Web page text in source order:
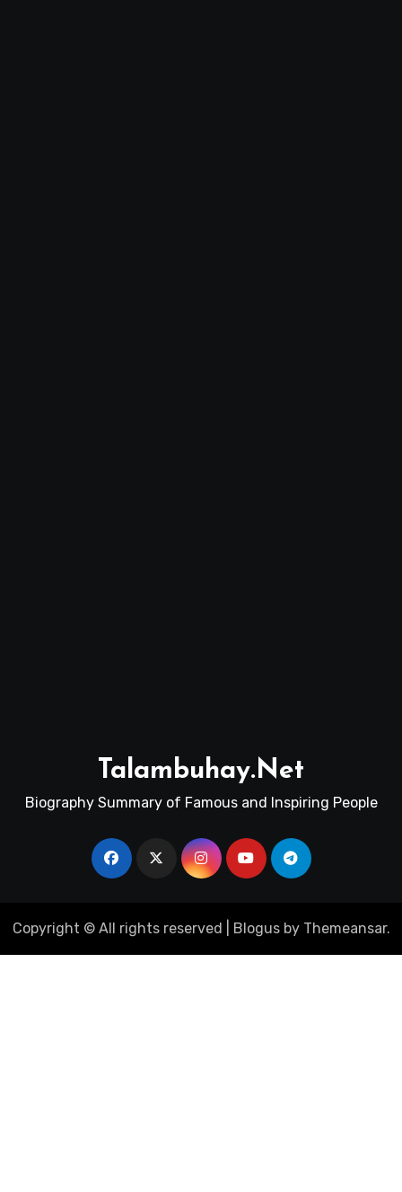
Talambuhay.Net
Biography Summary of Famous and Inspiring People
Copyright © All rights reserved Blogusby Themeansar.